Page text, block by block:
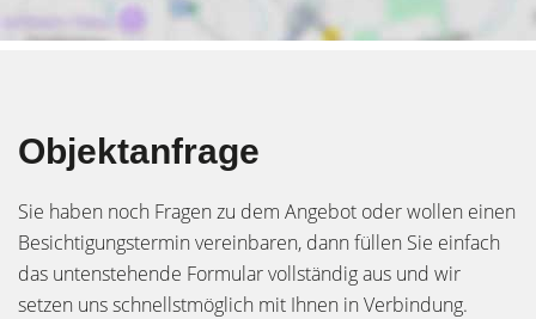
Objektanfrage
Sie haben noch Fragen zu dem Angebot oder wollen einen
Besichtigungstermin vereinbaren, dann füllen Sie einfach
das untenstehende Formular vollständig aus und wir
setzen uns schnellstmöglich mit Ihnen in Verbindung.